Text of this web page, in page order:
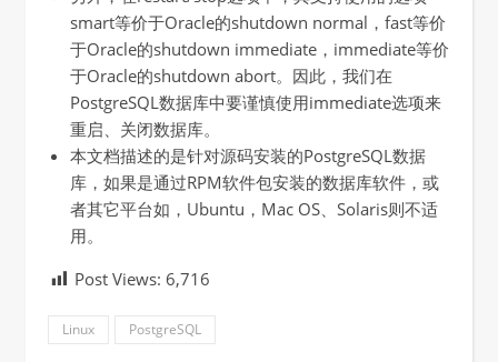
smart等价于Oracle的shutdown normal，fast等价
于Oracle的shutdown immediate，immediate等价
于Oracle的shutdown abort。因此，我们在
PostgreSQL数据库中要谨慎使用immediate选项来
重启、关闭数据库。
本文档描述的是针对源码安装的PostgreSQL数据
库，如果是通过RPM软件包安装的数据库软件，或
者其它平台如，Ubuntu，Mac OS、Solaris则不适
用。
Post Views: 6,716
Linux PostgreSQL